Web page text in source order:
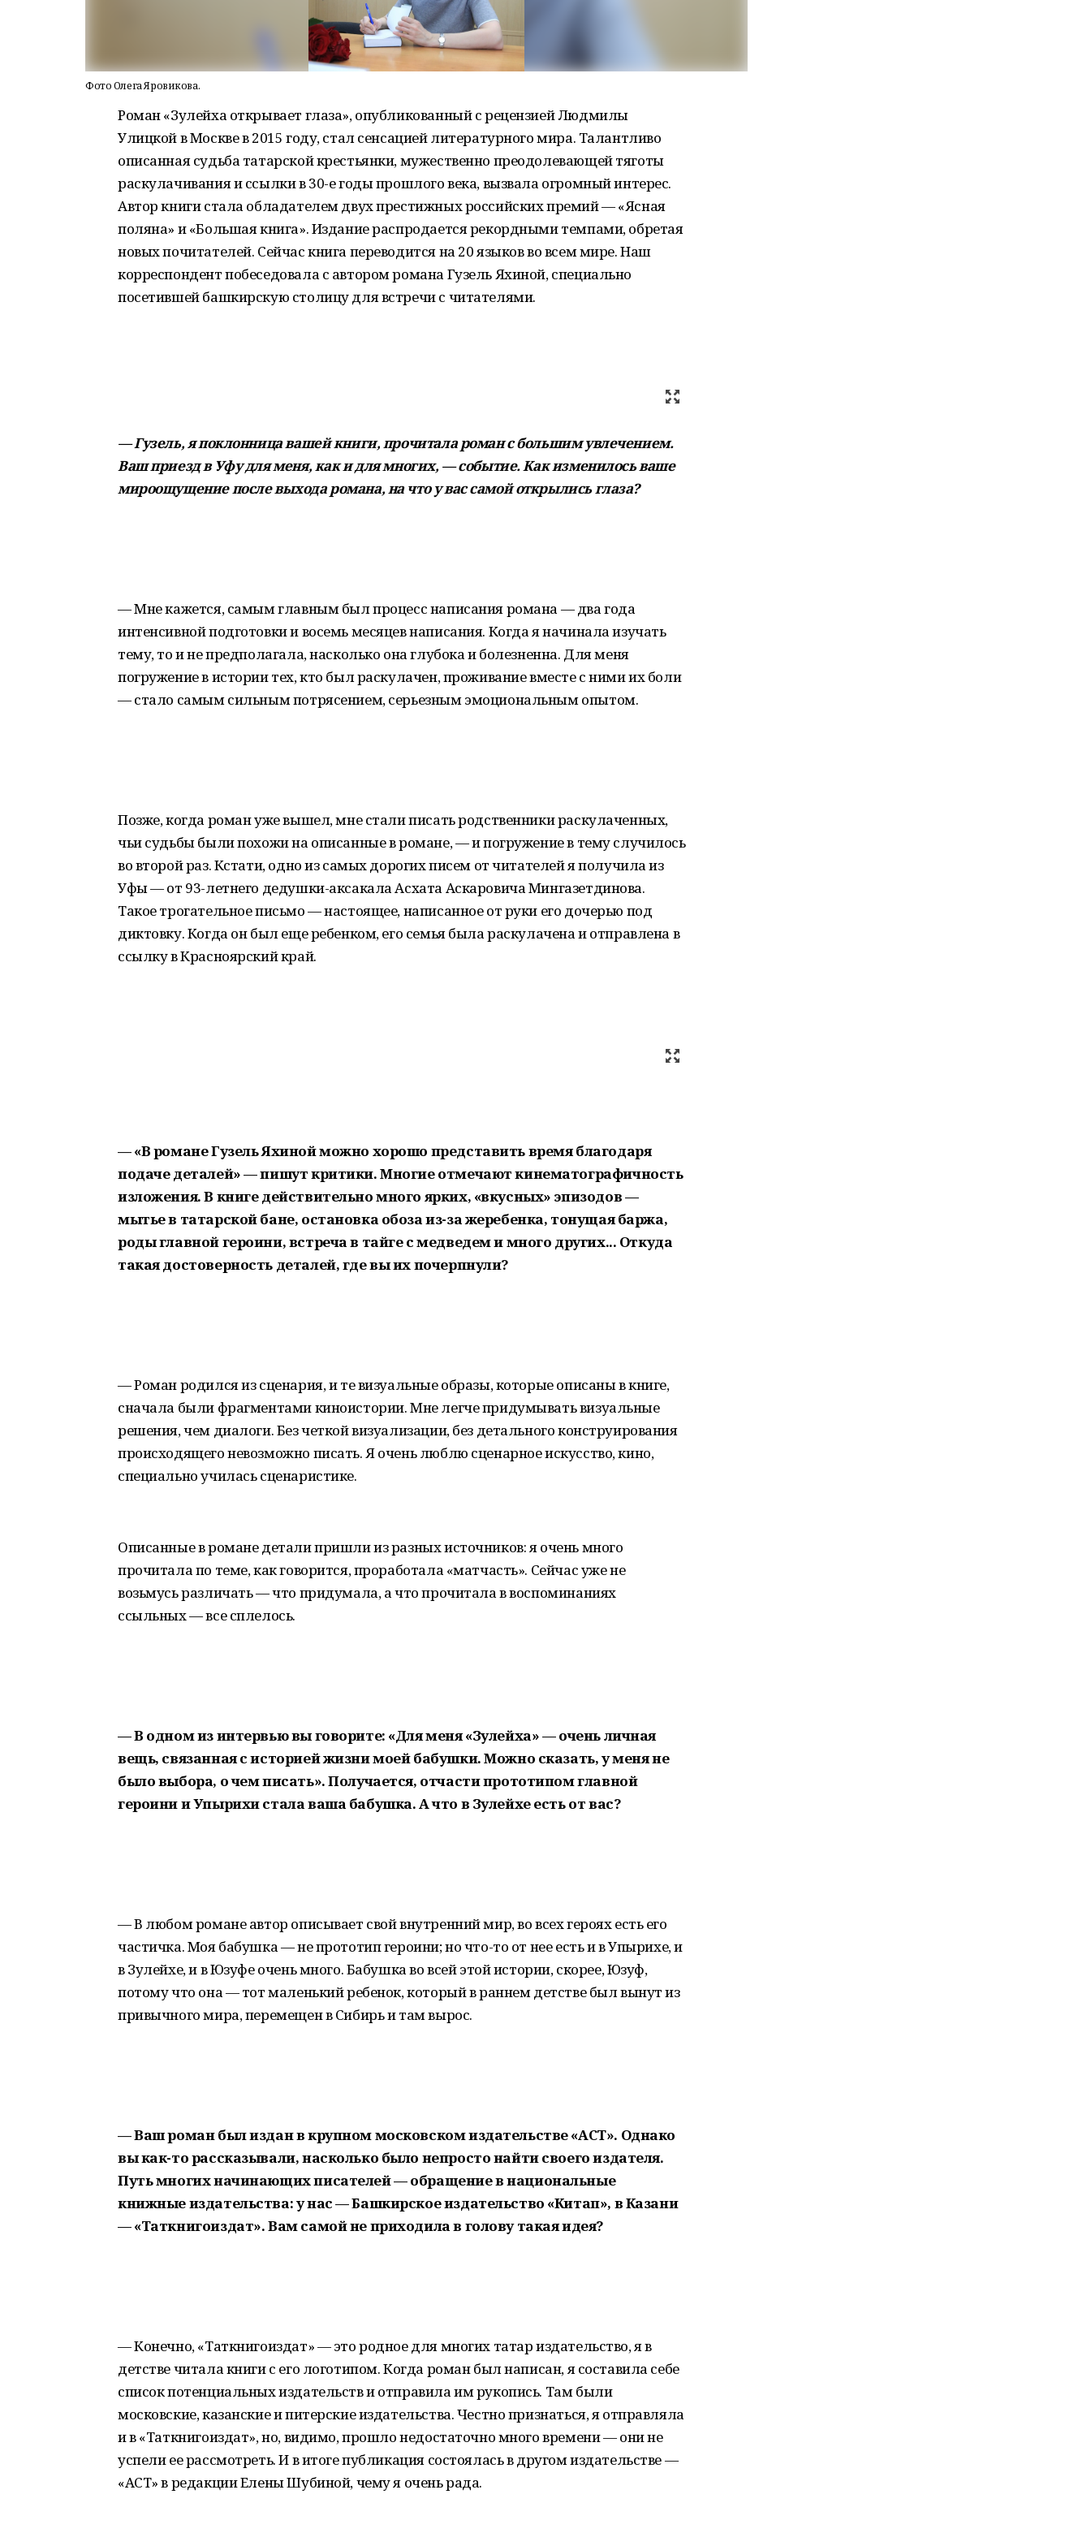
Фото Олега Яровикова.
Роман «Зулейха открывает глаза», опубликованный с рецензией Людмилы
Улицкой в Москве в 2015 году, стал сенсацией литературного мира. Талантливо
описанная судьба татарской крестьянки, мужественно преодолевающей тяготы
раскулачивания и ссылки в 30-е годы прошлого века, вызвала огромный интерес.
Автор книги стала обладателем двух престижных российских премий — «Ясная
поляна» и «Большая книга». Издание распродается рекордными темпами, обретая
новых почитателей. Сейчас книга переводится на 20 языков во всем мире. Наш
корреспондент побеседовала с автором романа Гузель Яхиной, специально
посетившей башкирскую столицу для встречи с читателями.
— Гузель, я поклонница вашей книги, прочитала роман с большим увлечением.
Ваш приезд в Уфу для меня, как и для многих, — событие. Как изменилось ваше
мироощущение после выхода романа, на что у вас самой открылись глаза?
— Мне кажется, самым главным был процесс написания романа — два года
интенсивной подготовки и восемь месяцев написания. Когда я начинала изучать
тему, то и не предполагала, насколько она глубока и болезненна. Для меня
погружение в истории тех, кто был раскулачен, проживание вместе с ними их боли
— стало самым сильным потрясением, серьезным эмоциональным опытом.
Позже, когда роман уже вышел, мне стали писать родственники раскулаченных,
чьи судьбы были похожи на описанные в романе, — и погружение в тему случилось
во второй раз. Кстати, одно из самых дорогих писем от читателей я получила из
Уфы — от 93-летнего дедушки-аксакала Асхата Аскаровича Мингазетдинова.
Такое трогательное письмо — настоящее, написанное от руки его дочерью под
диктовку. Когда он был еще ребенком, его семья была раскулачена и отправлена в
ссылку в Красноярский край.
— «В романе Гузель Яхиной можно хорошо представить время благодаря
подаче деталей» — пишут критики. Многие отмечают кинематографичность
изложения. В книге действительно много ярких, «вкусных» эпизодов —
мытье в татарской бане, остановка обоза из-за жеребенка, тонущая баржа,
роды главной героини, встреча в тайге с медведем и много других... Откуда
такая достоверность деталей, где вы их почерпнули?
— Роман родился из сценария, и те визуальные образы, которые описаны в книге,
сначала были фрагментами киноистории. Мне легче придумывать визуальные
решения, чем диалоги. Без четкой визуализации, без детального конструирования
происходящего невозможно писать. Я очень люблю сценарное искусство, кино,
специально училась сценаристике.
Описанные в романе детали пришли из разных источников: я очень много
прочитала по теме, как говорится, проработала «матчасть». Сейчас уже не
возьмусь различать — что придумала, а что прочитала в воспоминаниях
ссыльных — все сплелось.
— В одном из интервью вы говорите: «Для меня «Зулейха» — очень личная
вещь, связанная с историей жизни моей бабушки. Можно сказать, у меня не
было выбора, о чем писать». Получается, отчасти прототипом главной
героини и Упырихи стала ваша бабушка. А что в Зулейхе есть от вас?
— В любом романе автор описывает свой внутренний мир, во всех героях есть его
частичка. Моя бабушка — не прототип героини; но что-то от нее есть и в Упырихе, и
в Зулейхе, и в Юзуфе очень много. Бабушка во всей этой истории, скорее, Юзуф,
потому что она — тот маленький ребенок, который в раннем детстве был вынут из
привычного мира, перемещен в Сибирь и там вырос.
— Ваш роман был издан в крупном московском издательстве «АСТ». Однако
вы как-то рассказывали, насколько было непросто найти своего издателя.
Путь многих начинающих писателей — обращение в национальные
книжные издательства: у нас — Башкирское издательство «Китап», в Казани
— «Таткнигоиздат». Вам самой не приходила в голову такая идея?
— Конечно, «Таткнигоиздат» — это родное для многих татар издательство, я в
детстве читала книги с его логотипом. Когда роман был написан, я составила себе
список потенциальных издательств и отправила им рукопись. Там были
московские, казанские и питерские издательства. Честно признаться, я отправляла
и в «Таткнигоиздат», но, видимо, прошло недостаточно много времени — они не
успели ее рассмотреть. И в итоге публикация состоялась в другом издательстве —
«АСТ» в редакции Елены Шубиной, чему я очень рада.